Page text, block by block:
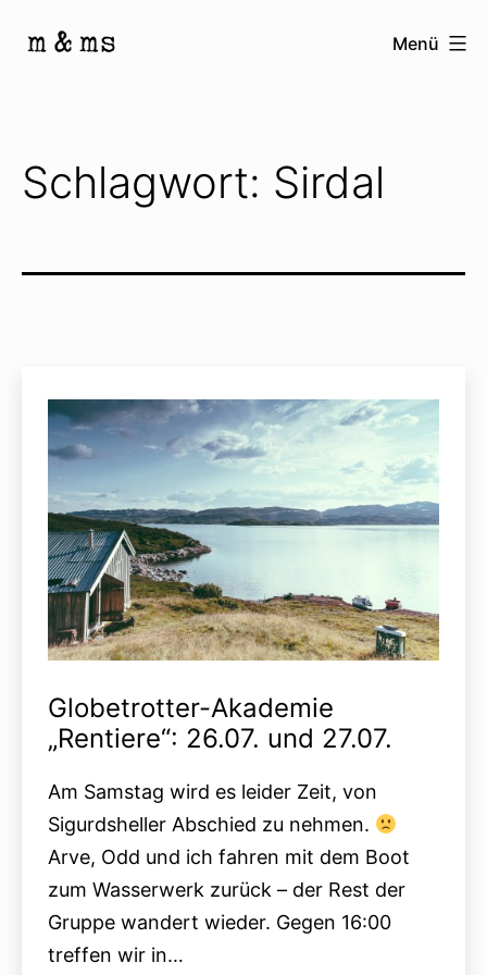
Inhalt
&
Menü
Schlagwort: Sirdal
Globetrotter-Akademie
„Rentiere“: 26.07. und 27.07.
Am Samstag wird es leider Zeit, von
Sigurdsheller Abschied zu nehmen.
Arve, Odd und ich fahren mit dem Boot
zum Wasserwerk zurück – der Rest der
Gruppe wandert wieder. Gegen 16:00
treffen wir in…